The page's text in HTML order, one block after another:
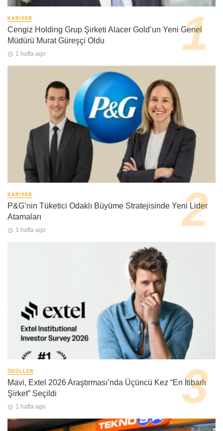
KARIYER
Cengiz Holding Grup Şirketi Alacer Gold’un Yeni Genel
Müdürü Murat Güreşçi Oldu
1 hafta ago
KARIYER
P&G’nin Tüketici Odaklı Büyüme Stratejisinde Yeni Lider
Atamaları
1 hafta ago
ÖDÜLLER
Mavi, Extel 2026 Araştırması’nda Üçüncü Kez “En İtibarlı
Şirket” Seçildi
1 hafta ago